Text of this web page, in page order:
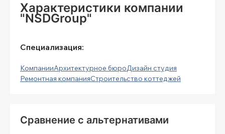
Характеристики компании
"NSDGroup"
Специализация:
КомпанииАрхитектурное бюроДизайн студия
Ремонтная компанияСтроительство коттеджей
Сравнение с альтернативами